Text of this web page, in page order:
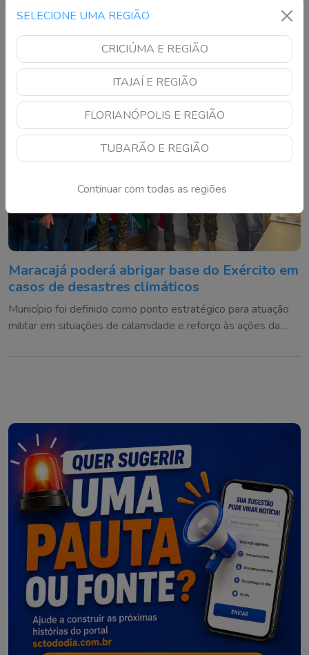
SELECIONE UMA REGIÃO
CRICIÚMA E REGIÃO
ITAJAÍ E REGIÃO
FLORIANÓPOLIS E REGIÃO
TUBARÃO E REGIÃO
Continuar com todas as regiões
encaminhados ao Complexo Ambiental Cyro Gevaerd
Maracajá poderá abrigar base do Exército em
casos de desastres climáticos
Município foi definido como ponto estratégico para atuação
militar em situações de calamidade e reforço às ações da